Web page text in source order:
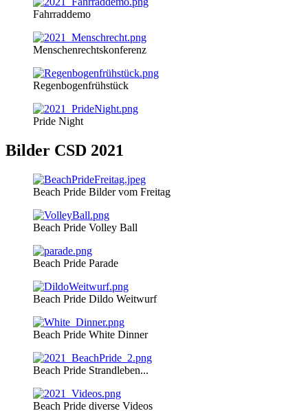
Fahrraddemo
Menschenrechtskonferenz
Regenbogenfrühstück
Pride Night
Bilder CSD 2021
Beach Pride Bilder vom Freitag
Beach Pride Volley Ball
Beach Pride Parade
Beach Pride Dildo Weitwurf
Beach Pride White Dinner
Beach Pride Strandleben...
Beach Pride diverse Videos